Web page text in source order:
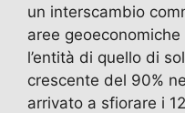
un interscambio
aree
l’entità di quello di
crescente del 90%
arrivato a sfiorare i